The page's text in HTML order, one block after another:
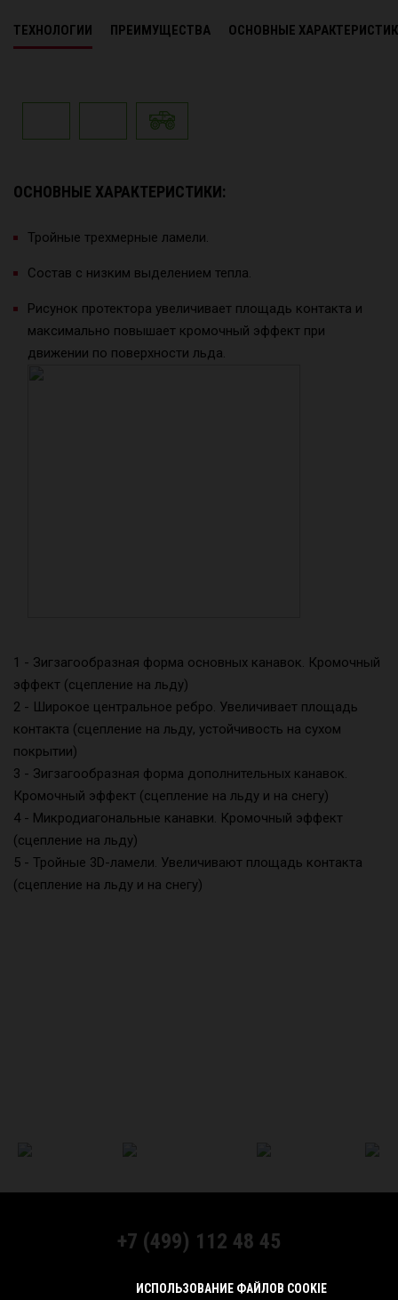
ТЕХНОЛОГИИ ПРЕИМУЩЕСТВА ОСНОВНЫЕ
ОСНОВНЫЕ ХАРАКТЕРИСТИКИ:
Тройные трехмерные ламели.
Состав с низким выделением тепла.
Рисунок протектора увеличивает площадь контакта и
максимально повышает кромочный эффект при
движении по поверхности льда.
1 - Зигзагообразная форма основных канавок. Кромочный
эффект (сцепление на льду)
2 - Широкое центральное ребро. Увеличивает площадь
контакта (сцепление на льду, устойчивость на сухом
покрытии)
3 - Зигзагообразная форма дополнительных канавок.
Кромочный эффект (сцепление на льду и на снегу)
4 - Микродиагональные канавки. Кромочный эффект
(сцепление на льду)
5 - Тройные 3D-ламели. Увеличивают площадь контакта
(сцепление на льду и на снегу)
+7 (499) 112 48 45
МЫ В СОЦСЕТЯХ:
ИСПОЛЬЗОВАНИЕ ФАЙЛОВ COOKIE